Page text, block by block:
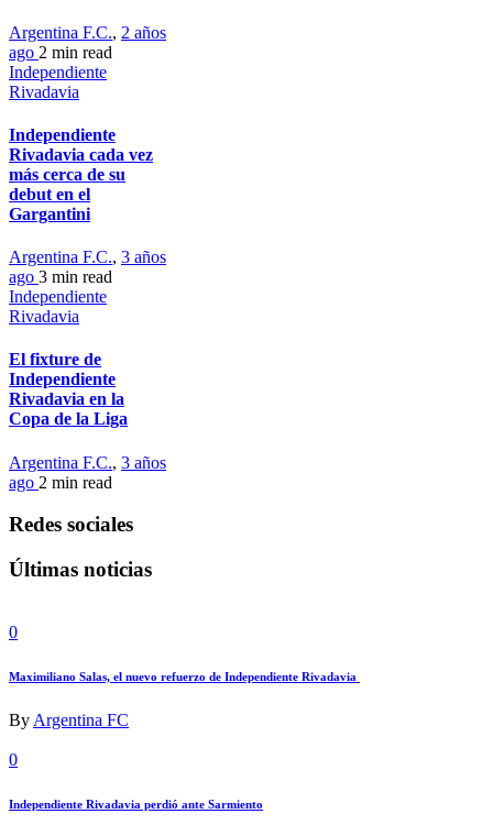
Argentina F.C., 2 años
ago 2 min read
Independiente
Rivadavia
Independiente
Rivadavia cada vez
más cerca de su
debut en el
Gargantini
Argentina F.C., 3 años
ago 3 min read
Independiente
Rivadavia
El fixture de
Independiente
Rivadavia en la
Copa de la Liga
Argentina F.C., 3 años
ago 2 min read
Redes sociales
Últimas noticias
0
Maximiliano Salas, el nuevo refuerzo de Independiente Rivadavia
By Argentina FC
0
Independiente Rivadavia perdió ante Sarmiento